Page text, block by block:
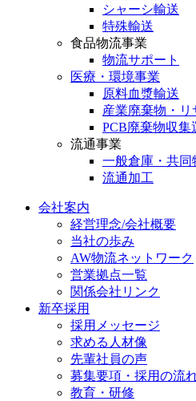
シャーシ輸送
特殊輸送
食品物流事業
物流サポート
医療・環境事業
原料血漿輸送
産業廃棄物・リ
PCB廃棄物収集
流通事業
一般倉庫・共同
流通加工
会社案内
経営理念/会社概要
当社の歩み
AW物流ネットワーク
営業拠点一覧
関係会社リンク
新卒採用
採用メッセージ
求める人材像
先輩社員の声
募集要項・採用の流
教育・研修